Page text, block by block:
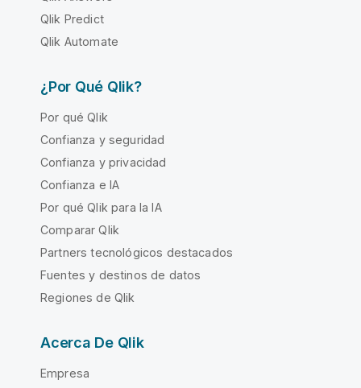
Qlik Predict
Qlik Automate
¿Por Qué Qlik?
Por qué Qlik
Confianza y seguridad
Confianza y privacidad
Confianza e IA
Por qué Qlik para la IA
Comparar Qlik
Partners tecnológicos destacados
Fuentes y destinos de datos
Regiones de Qlik
Acerca De Qlik
Empresa